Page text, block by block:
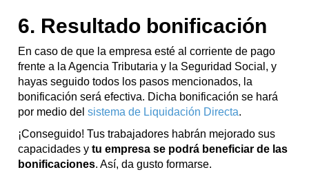
6. Resultado bonificación
En caso de que la empresa esté al corriente de pago
frente a la Agencia Tributaria y la Seguridad Social, y
hayas seguido todos los pasos mencionados, la
bonificación será efectiva. Dicha bonificación se hará
por medio delsistema de Liquidación Directa.
¡Conseguido! Tus trabajadores habrán mejorado sus
capacidades ytu empresa se podrá beneficiar de las
bonificaciones. Así, da gusto formarse.